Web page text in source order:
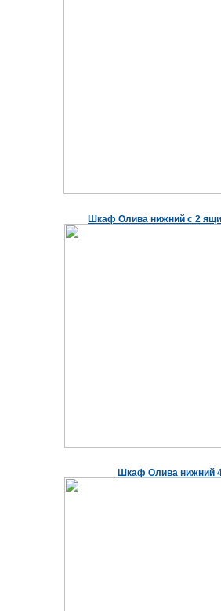
Шкаф Олива нижний с 2
Шкаф Олива нижний